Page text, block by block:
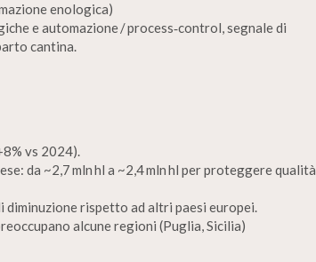
enologica)
e automazione / process‑control, segnale di
cantina.
vs 2024).
da ~2,7 mln hl a ~2,4 mln hl per proteggere qualità
diminuzione rispetto ad altri paesi europei.
alcune regioni (Puglia, Sicilia)